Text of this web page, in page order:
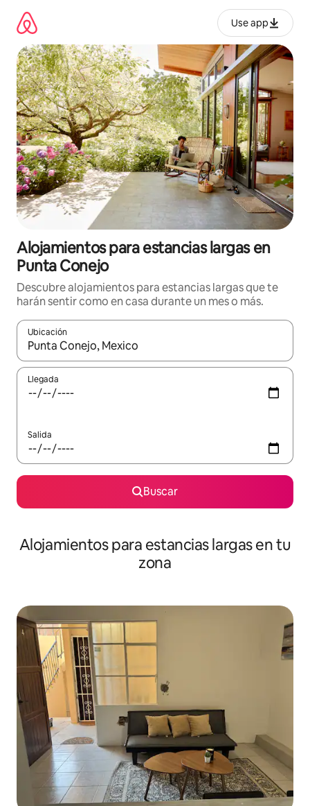
contenido
Use app
Alojamientos para estancias largas en
Punta Conejo
Descubre alojamientos para estancias largas que te
harán sentir como en casa durante un mes o más.
Ubicación
Cuando los resultados estén disponibles, podrás navegar
Llegada
Salida
Buscar
Alojamientos para estancias largas en tu
zona